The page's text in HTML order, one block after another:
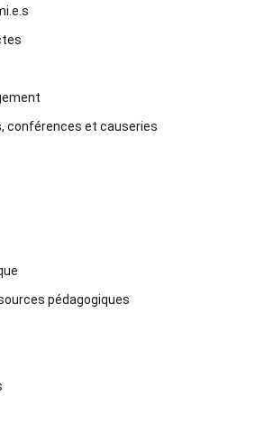
conférences et causeries
pédagogiques